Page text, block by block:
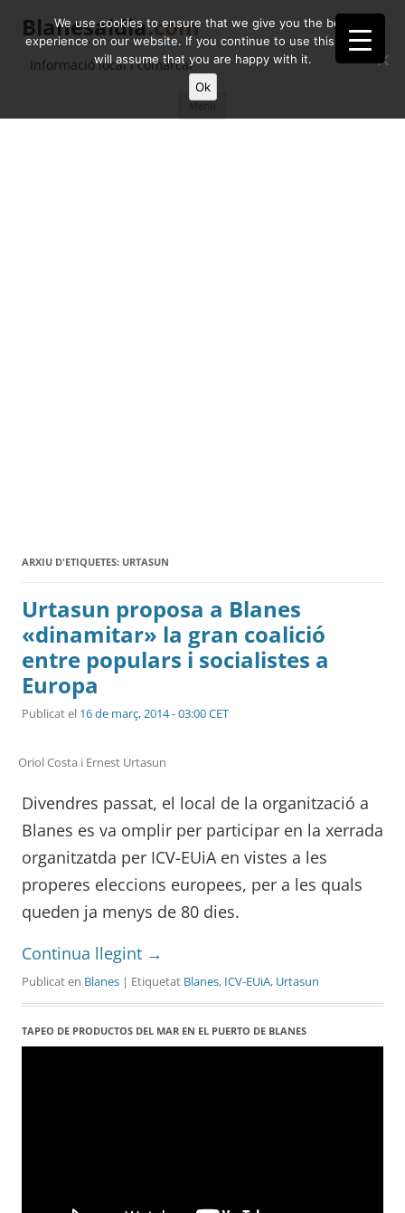
Blanesaldia.com
Informació local i comarcal
contingut
ARXIU D'ETIQUETES: URTASUN
Urtasun proposa a Blanes
«dinamitar» la gran coalició
entre populars i socialistes a
Europa
Publicat el 16 de març, 2014 - 03:00 CET
Oriol Costa i Ernest Urtasun
Divendres passat, el local de la organització a
Blanes es va omplir per participar en la xerrada
organitzatda per ICV-EUiA en vistes a les
properes eleccions europees, per a les quals
queden ja menys de 80 dies.
Continua llegint →
Publicat en Blanes | Etiquetat Blanes, ICV-EUiA, Urtasun
TAPEO DE PRODUCTOS DEL MAR EN EL PUERTO DE BLANES
Reproductor
We use cookies to ensure that we give you the best
experience on our website. If you continue to use this site we
will assume that you are happy with it.
Ok